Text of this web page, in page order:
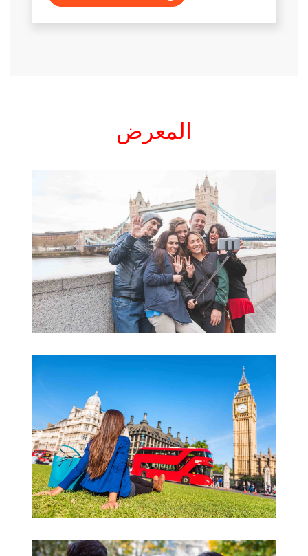
المعرض